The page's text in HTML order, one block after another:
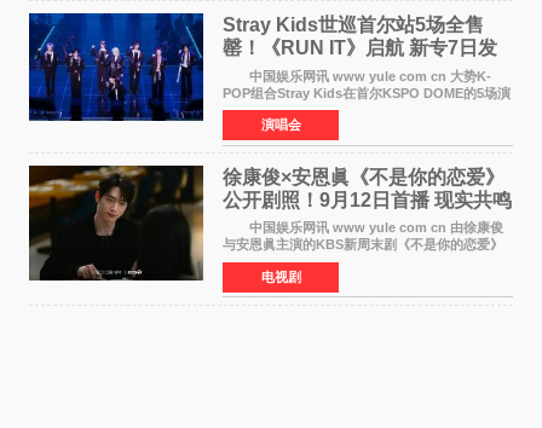
Stray Kids世巡首尔站5场全售
罄！《RUN IT》启航 新专7日发
中国娱乐网讯 www yule com cn 大势K-
POP组合Stray Kids在首尔KSPO DOME的5场演
唱会全部售罄，为新世界巡演拉开序幕。据所属
社JYP娱乐透露，Stray Kids于上月25至26日、
29日及本月1至2日
演唱会
徐康俊×安恩眞《不是你的恋爱》
公开剧照！9月12日首播 现实共鸣
罗曼史来袭
中国娱乐网讯 www yule com cn 由徐康俊
与安恩眞主演的KBS新周末剧《不是你的恋爱》
于近日公开首波剧照，正式定档9月12日首
播。 剧照中，徐康俊与安恩眞并肩而坐，眼
神中流露出复杂而微
电视剧